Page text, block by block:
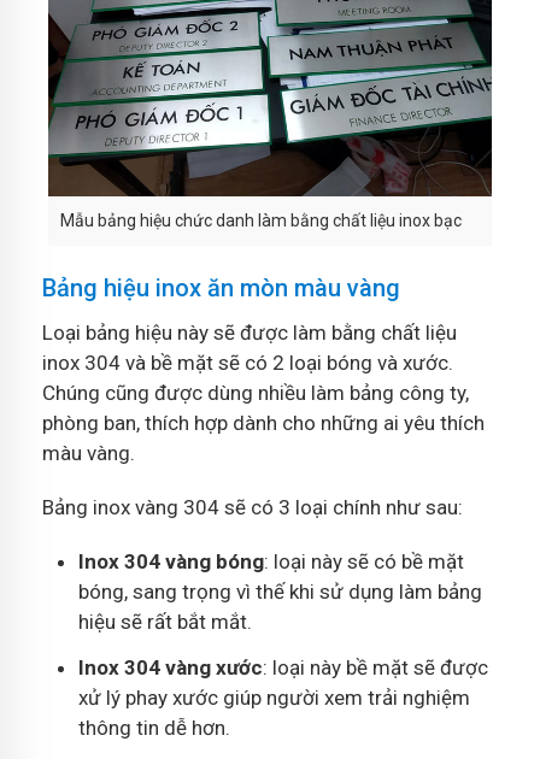
Mẫu bảng hiệu chức danh làm bằng chất liệu inox bạc
Bảng hiệu inox ăn mòn màu vàng
Loại bảng hiệu này sẽ được làm bằng chất liệu
inox 304 và bề mặt sẽ có 2 loại bóng và xước.
Chúng cũng được dùng nhiều làm bảng công ty,
phòng ban, thích hợp dành cho những ai yêu thích
màu vàng.
Bảng inox vàng 304 sẽ có 3 loại chính như sau:
Inox 304 vàng bóng: loại này sẽ có bề mặt
bóng, sang trọng vì thế khi sử dụng làm bảng
hiệu sẽ rất bắt mắt.
Inox 304 vàng xước: loại này bề mặt sẽ được
xử lý phay xước giúp người xem trải nghiệm
thông tin dễ hơn.